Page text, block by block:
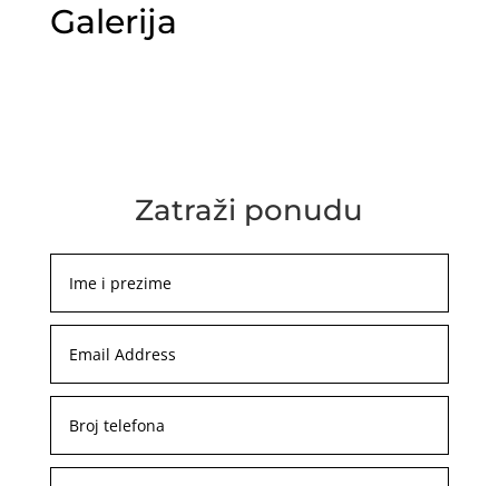
Galerija
Zatraži ponudu